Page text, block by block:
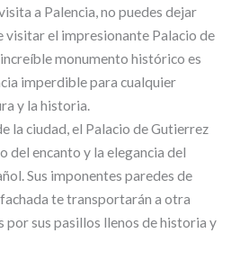
a Palencia, no puedes dejar
visitar el impresionante Palacio de
monumento histórico es
imperdible para cualquier
y la historia.
la ciudad, el Palacio de Gutierrez
del encanto y la elegancia del
Sus imponentes paredes de
te transportarán a otra
por sus pasillos llenos de historia y